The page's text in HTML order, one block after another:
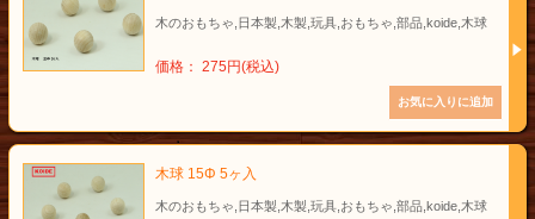
木のおもちゃ,日本製,木製,玩具,おもちゃ,部品,koide,木球
価格： 275円(税込)
木球 15Φ 5ヶ入
木のおもちゃ,日本製,木製,玩具,おもちゃ,部品,koide,木球